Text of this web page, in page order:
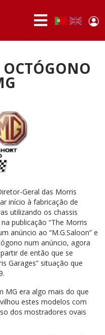
Portuguese,
English
Geral das Morris
início à fabricação de
utilizando os chassis
publicação “The Morris
anúncio ao “M.G.Saloon” e
num anúncio, agora
de então que se
Garages” situação que
MG era algo mais do que
estes modelos com
dos mostradores ovais